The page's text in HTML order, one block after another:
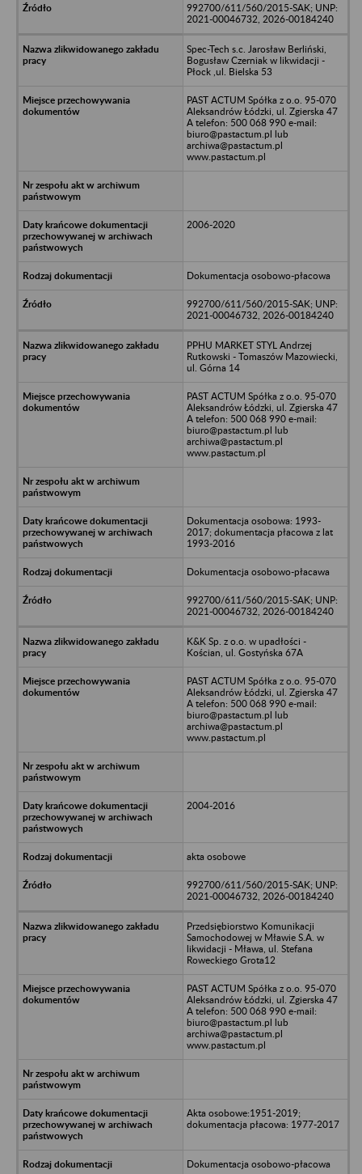
992700/611/560/2015-SAK; UNP:
2021-00046732, 2026-00184240
Spec-Tech s.c. Jarosław Berliński,
Bogusław Czerniak w likwidacji -
Płock ,ul. Bielska 53
PAST ACTUM Spółka z o.o. 95-070
Aleksandrów Łódzki, ul. Zgierska 47
A telefon: 500 068 990 e-mail:
biuro@pastactum.pl lub
archiwa@pastactum.pl
www.pastactum.pl
2006-2020
Dokumentacja osobowo-płacowa
992700/611/560/2015-SAK; UNP:
2021-00046732, 2026-00184240
PPHU MARKET STYL Andrzej
Rutkowski - Tomaszów Mazowiecki,
ul. Górna 14
PAST ACTUM Spółka z o.o. 95-070
Aleksandrów Łódzki, ul. Zgierska 47
A telefon: 500 068 990 e-mail:
biuro@pastactum.pl lub
archiwa@pastactum.pl
www.pastactum.pl
Dokumentacja osobowa: 1993-
2017; dokumentacja płacowa z lat
1993-2016
Dokumentacja osobowo-płacawa
992700/611/560/2015-SAK; UNP:
2021-00046732, 2026-00184240
K&K Sp. z o.o. w upadłości -
Kościan, ul. Gostyńska 67A
PAST ACTUM Spółka z o.o. 95-070
Aleksandrów Łódzki, ul. Zgierska 47
A telefon: 500 068 990 e-mail:
biuro@pastactum.pl lub
archiwa@pastactum.pl
www.pastactum.pl
2004-2016
akta osobowe
992700/611/560/2015-SAK; UNP:
2021-00046732, 2026-00184240
Przedsiębiorstwo Komunikacji
Samochodowej w Mławie S.A. w
likwidacji - Mława, ul. Stefana
Roweckiego Grota12
PAST ACTUM Spółka z o.o. 95-070
Aleksandrów Łódzki, ul. Zgierska 47
A telefon: 500 068 990 e-mail:
biuro@pastactum.pl lub
archiwa@pastactum.pl
www.pastactum.pl
Akta osobowe:1951-2019;
dokumentacja płacowa: 1977-2017
Dokumentacja osobowo-płacowa